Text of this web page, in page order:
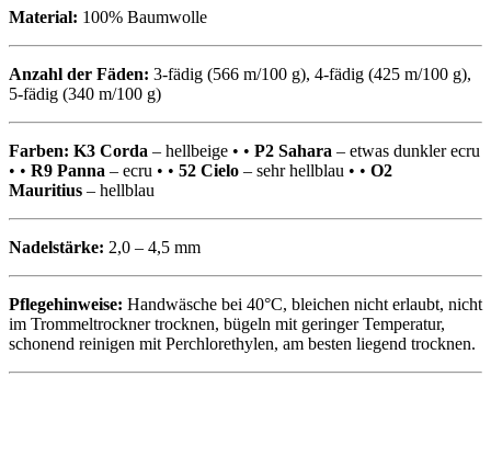
Material: 100% Baumwolle
Anzahl der Fäden: 3-fädig (566 m/100 g), 4-fädig (425 m/100 g),
5-fädig (340 m/100 g)
Farben: K3 Corda – hellbeige • • P2 Sahara – etwas dunkler ecru
• • R9 Panna – ecru • • 52 Cielo – sehr hellblau • • O2
Mauritius – hellblau
Nadelstärke: 2,0 – 4,5 mm
Pflegehinweise: Handwäsche bei 40°C, bleichen nicht erlaubt, nicht
im Trommeltrockner trocknen, bügeln mit geringer Temperatur,
schonend reinigen mit Perchlorethylen, am besten liegend trocknen.